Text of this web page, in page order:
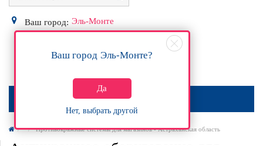
Ваш город: Эль-Монте
Ваш город Эль-Монте?
Да
Нет, выбрать другой
0Р
МЕНЮ
Противокражные системы для магазинов - Астраханская область